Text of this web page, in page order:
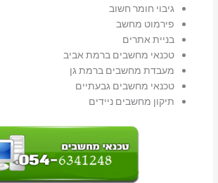
גיבוי חומר חשוב
פירמוט מחשב
בניית אתרים
טכנאי מחשבים ברמת אביב
מעבדת מחשבים ברמת גן
טכנאי מחשבים גבעתיים
תיקון מחשבים ניידים